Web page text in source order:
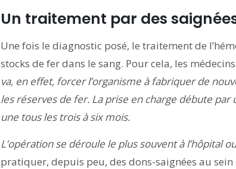
Un traitement par des
Une fois le diagnostic posé, le traitement de
stocks de fer dans le sang. Pour cela, les
va, en effet, forcer l’organisme à fabriquer de
les réserves de fer. La prise en charge débute
une tous les trois à six mois.
L’opération se déroule le plus souvent à l’hôpital
pratiquer, depuis peu, des dons-saignées au